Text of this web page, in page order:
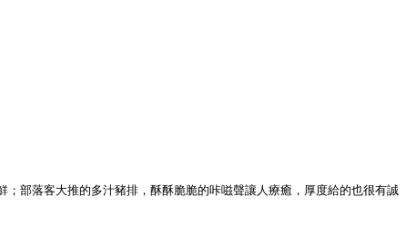
部落客大推的多汁豬排，酥酥脆脆的咔嗞聲讓人療癒，厚度給的也很有誠